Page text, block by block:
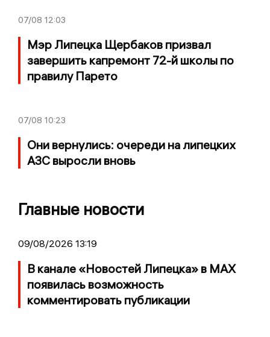
07/08 12:03
Мэр Липецка Щербаков призвал
завершить капремонт 72-й школы по
правилу Парето
07/08 10:23
Они вернулись: очереди на липецких
АЗС выросли вновь
Главные новости
09/08/2026 13:19
В канале «Новостей Липецка» в MAX
появилась возможность
комментировать публикации